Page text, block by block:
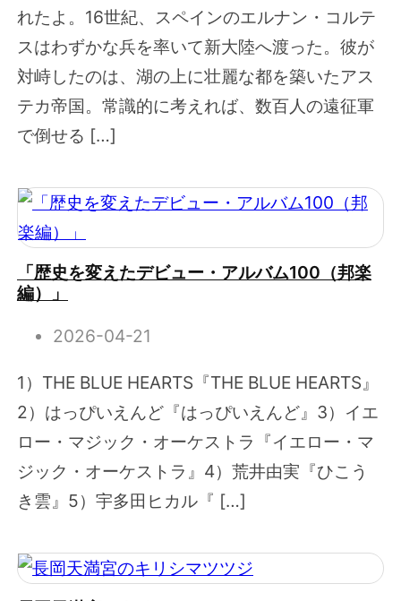
れたよ。16世紀、スペインのエルナン・コルテ
スはわずかな兵を率いて新大陸へ渡った。彼が
対峙したのは、湖の上に壮麗な都を築いたアス
テカ帝国。常識的に考えれば、数百人の遠征軍
で倒せる […]
「歴史を変えたデビュー・アルバム100（邦楽
編）」
2026-04-21
1）THE BLUE HEARTS『THE BLUE HEARTS』
2）はっぴいえんど『はっぴいえんど』3）イエ
ロー・マジック・オーケストラ『イエロー・マ
ジック・オーケストラ』4）荒井由実『ひこう
き雲』5）宇多田ヒカル『 […]